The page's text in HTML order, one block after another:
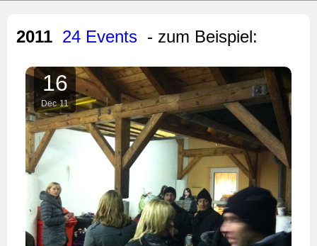
2011 24 Events - zum Beispiel:
16
Dec 11